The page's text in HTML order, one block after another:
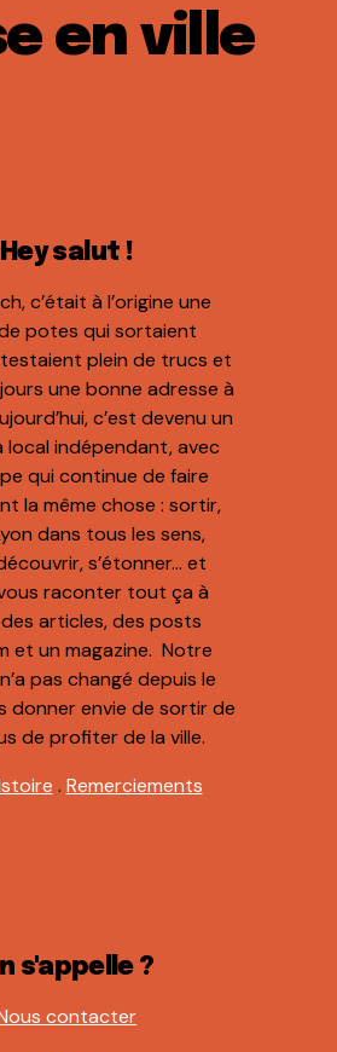
en ville
Hey salut !
c’était à l’origine une
potes qui sortaient
plein de trucs et
une bonne adresse à
c’est devenu un
local indépendant, avec
qui continue de faire
la même chose : sortir,
dans tous les sens,
s’étonner… et
raconter tout ça à
articles, des posts
et un magazine. Notre
pas changé depuis le
donner envie de sortir de
de profiter de la ville.
. Remerciements
s'appelle ?
contacter